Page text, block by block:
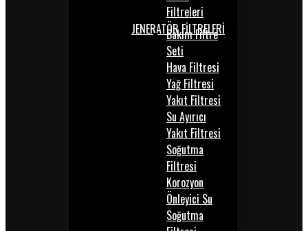
Filtreleri
JENERATÖR FİLTRELERİ
Bakım Filtre
Seti
Hava Filtresi
Yağ Filtresi
Yakıt Filtresi
Su Ayırıcı
Yakıt Filtresi
Soğutma
Filtresi
Korozyon
Önleyici Su
Soğutma